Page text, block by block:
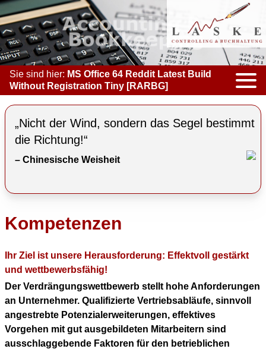
Sie sind hier: MS Office 64 Reddit Latest Build
Without Registration Tiny [RARBG]
KOMPETENZEN
ACCOUNTING & BOOKKEEPING
CONTROLLING
COACHING
DOWNLOAD PDF
BERUFLICHER WERDEGANG
„Nicht der Wind, sondern das Segel bestimmt
die Richtung!“
– Chinesische Weisheit
Kompetenzen
Ihr Ziel ist unsere Herausforderung: Effektvoll gestärkt
und wettbewerbsfähig!
Der Verdrängungswettbewerb stellt hohe Anforderungen
an Unternehmer. Qualifizierte Vertriebsabläufe, sinnvoll
angestrebte Potenzialerweiterungen, effektives
Vorgehen mit gut ausgebildeten Mitarbeitern sind
ausschlaggebende Faktoren für den betrieblichen